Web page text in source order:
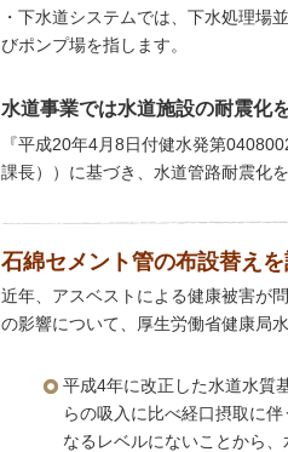
・下水道システムでは、下水処理場
びポンプ場を指します。
水道事業では水道施設の耐震化
『平成20年4月8日付健水発第
課長））に基づき、水道管路耐震化
石綿セメント管の布設替え
近年、アスベストによる健康被害が
の影響について、厚生労働省健康局
平成4年に改正した水道水質
らの吸入に比べ経口摂取に
なるレベルにないことから、